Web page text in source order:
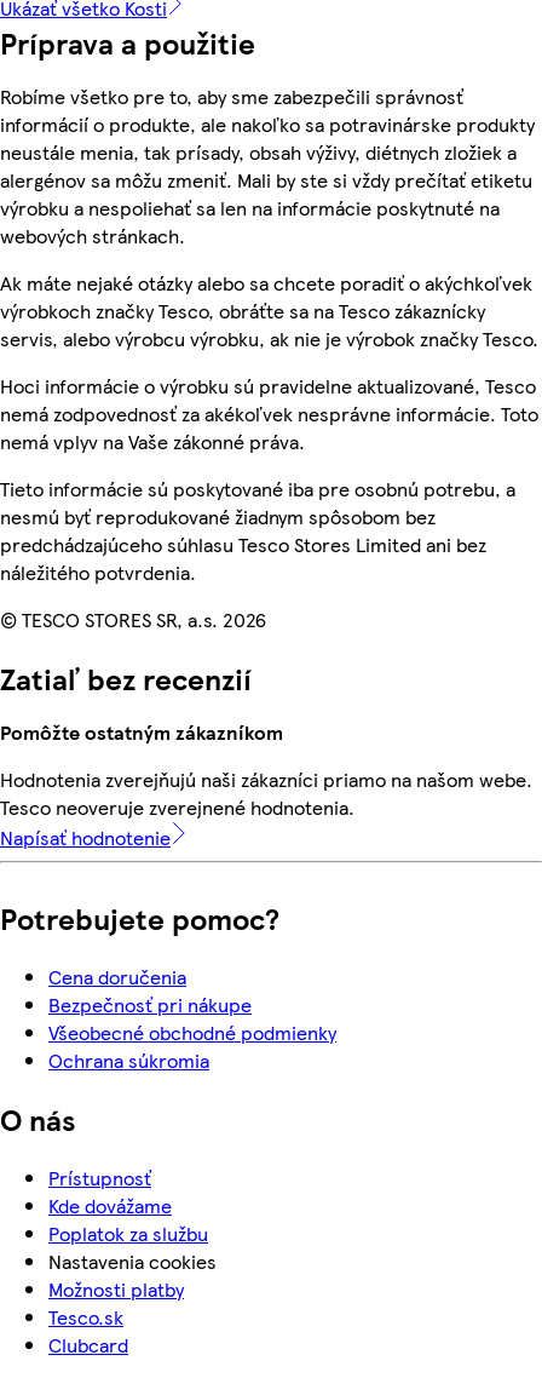
Ukázať všetko Kosti
Príprava a použitie
Robíme všetko pre to, aby sme zabezpečili správnosť
informácií o produkte, ale nakoľko sa potravinárske produkty
neustále menia, tak prísady, obsah výživy, diétnych zložiek a
alergénov sa môžu zmeniť. Mali by ste si vždy prečítať etiketu
výrobku a nespoliehať sa len na informácie poskytnuté na
webových stránkach.
Ak máte nejaké otázky alebo sa chcete poradiť o akýchkoľvek
výrobkoch značky Tesco, obráťte sa na Tesco zákaznícky
servis, alebo výrobcu výrobku, ak nie je výrobok značky Tesco.
Hoci informácie o výrobku sú pravidelne aktualizované, Tesco
nemá zodpovednosť za akékoľvek nesprávne informácie. Toto
nemá vplyv na Vaše zákonné práva.
Tieto informácie sú poskytované iba pre osobnú potrebu, a
nesmú byť reprodukované žiadnym spôsobom bez
predchádzajúceho súhlasu Tesco Stores Limited ani bez
náležitého potvrdenia.
© TESCO STORES SR, a.s. 2026
Zatiaľ bez recenzií
Pomôžte ostatným zákazníkom
Hodnotenia zverejňujú naši zákazníci priamo na našom webe.
Tesco neoveruje zverejnené hodnotenia.
Napísať hodnotenie
Potrebujete pomoc?
Cena doručenia
Bezpečnosť pri nákupe
Všeobecné obchodné podmienky
Ochrana súkromia
O nás
Prístupnosť
Kde dovážame
Poplatok za službu
Nastavenia cookies
Možnosti platby
Tesco.sk
Clubcard